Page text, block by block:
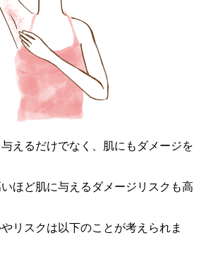
えるだけでなく、肌にもダメージを
ほど肌に与えるダメージリスクも高
リスクは以下のことが考えられま